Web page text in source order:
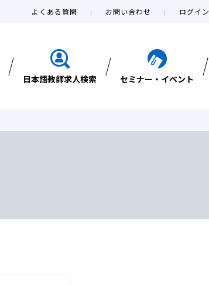
よくある質問 お問い合わせ ログイン
日本語教師求人検索 セミナー・イベント